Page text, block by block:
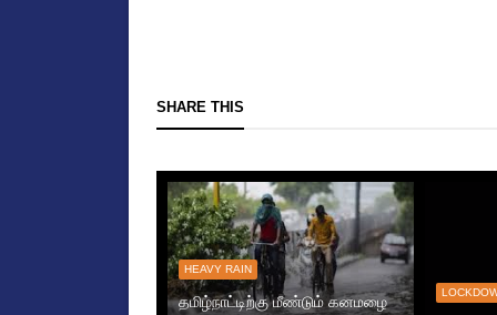
SHARE THIS
HEAVY RAIN
தமிழ்நாட்டிற்கு மீண்டும் கனமழை